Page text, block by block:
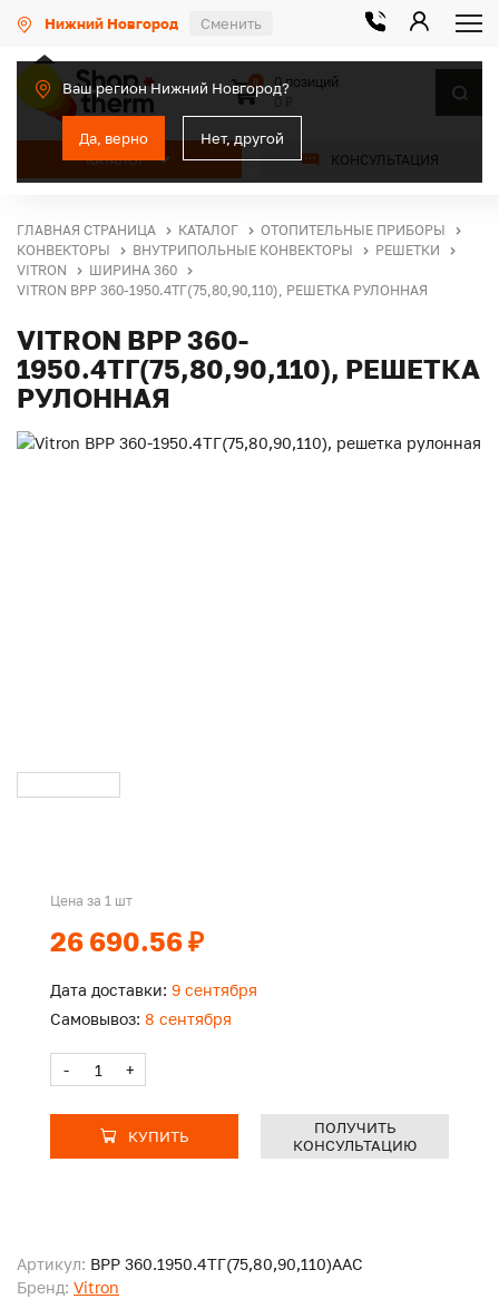
Нижний Новгород Сменить
Ваш регион Нижний Новгород?
Да, верно Нет, другой
КАТАЛОГ КОНСУЛЬТАЦИЯ
0
0 позиций
ГЛАВНАЯ СТРАНИЦА КАТАЛОГ
ОТОПИТЕЛЬНЫЕ ПРИБОРЫ
КОНВЕКТОРЫ
ВНУТРИПОЛЬНЫЕ КОНВЕКТОРЫ
РЕШЕТКИ
VITRON
ШИРИНА 360
VITRON ВРР 360-1950.4ТГ(75,80,90,110), РЕШЕТКА РУЛОННАЯ
VITRON ВРР 360-
1950.4ТГ(75,80,90,110), РЕШЕТКА
РУЛОННАЯ
Артикул: ВРР 360.1950.4ТГ(75,80,90,110)ААС
Бренд: Vitron
Цена за 1 шт
26 690.56 ₽
Дата доставки: 9 сентября
Самовывоз: 8 сентября
- +
КУПИТЬ
ПОЛУЧИТЬ
КОНСУЛЬТАЦИЮ